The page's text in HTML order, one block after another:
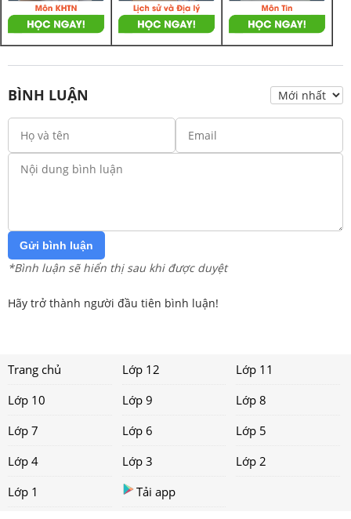
BÌNH LUẬN
Gửi bình luận
*Bình luận sẽ hiển thị sau khi được duyệt
Hãy trở thành người đầu tiên bình luận!
Trang chủ Lớp 12
Lớp 11
Lớp 10
Lớp 9
Lớp 8
Lớp 7
Lớp 6
Lớp 5
Lớp 4
Lớp 3
Lớp 2
Lớp 1
Tải app